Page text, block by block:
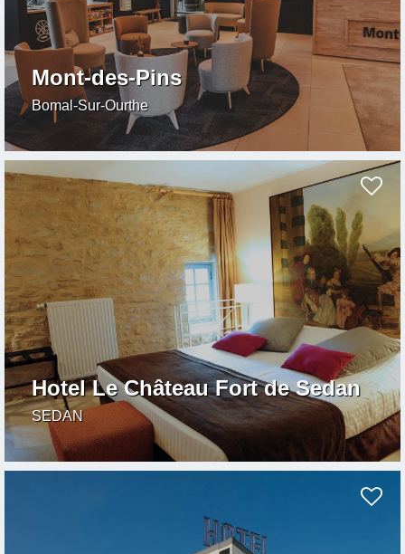
Mont-des-Pins
Bomal-Sur-Ourthe
Hotel Le Château Fort de Sedan
SEDAN